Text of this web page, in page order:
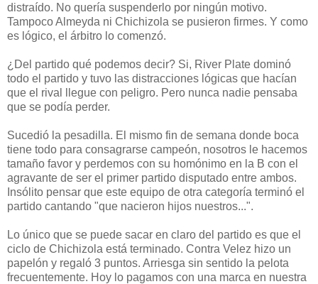
distraído. No quería suspenderlo por ningún motivo.
Tampoco Almeyda ni Chichizola se pusieron firmes. Y como
es lógico, el árbitro lo comenzó.
¿Del partido qué podemos decir? Si, River Plate dominó
todo el partido y tuvo las distracciones lógicas que hacían
que el rival llegue con peligro. Pero nunca nadie pensaba
que se podía perder.
Sucedió la pesadilla. El mismo fin de semana donde boca
tiene todo para consagrarse campeón, nosotros le hacemos
tamaño favor y perdemos con su homónimo en la B con el
agravante de ser el primer partido disputado entre ambos.
Insólito pensar que este equipo de otra categoría terminó el
partido cantando "que nacieron hijos nuestros...".
Lo único que se puede sacar en claro del partido es que el
ciclo de Chichizola está terminado. Contra Velez hizo un
papelón y regaló 3 puntos. Arriesga sin sentido la pelota
frecuentemente. Hoy lo pagamos con una marca en nuestra